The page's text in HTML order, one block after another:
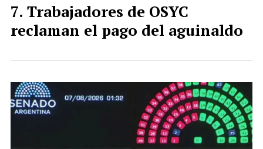
Trabajadores de OSYC
reclaman el pago del aguinaldo